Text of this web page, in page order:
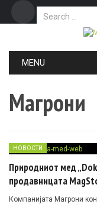
Search for:
MENU
Магрони
НОВОСТИ
Природниот мед
продавницата
Компанијата Магрони кон